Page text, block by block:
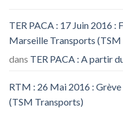
TER PACA : 17 Juin 2016 :
Marseille Transports
dans TER PACA : A partir
RTM : 26 Mai 2016 :
(TSM Transports)